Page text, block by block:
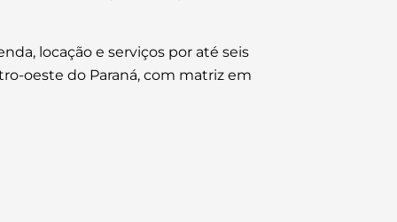
locação e serviços por até seis
oeste do Paraná, com matriz em